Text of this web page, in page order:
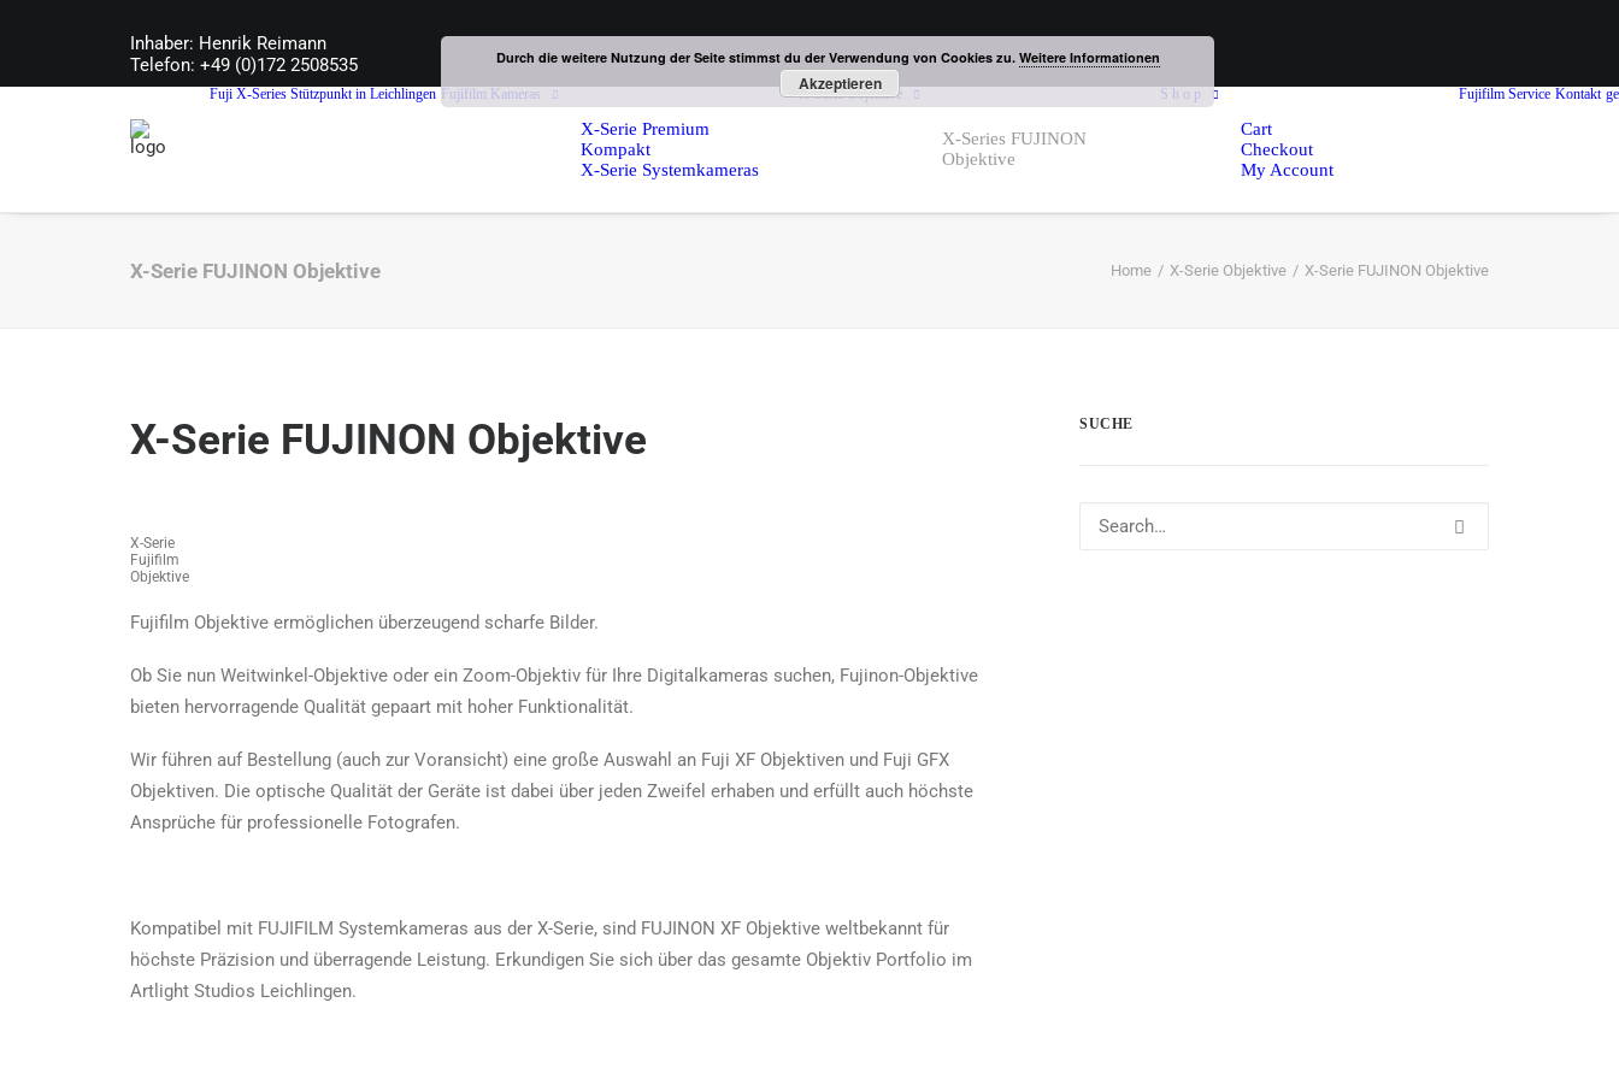
Inhaber: Henrik Reimann
Telefon: +49 (0)172 2508535
Fuji X-Series Stützpunkt in Leichlingen Fujifilm Kameras
X-Serie Premium
Kompakt
X-Serie Systemkameras
X-Serie Objektive
X-Series FUJINON
Objektive
S h o p
Cart
Checkout
My Account
Fujifilm Service Kontakt
X-Serie FUJINON Objektive Home X-Serie Objektive X-Serie FUJINON Objektive
X-Serie FUJINON Objektive
X-Serie
Fujifilm
Objektive
Fujifilm Objektive ermöglichen überzeugend scharfe Bilder.
Ob Sie nun Weitwinkel-Objektive oder ein Zoom-Objektiv für Ihre Digitalkameras suchen, Fujinon-Objektive
bieten hervorragende Qualität gepaart mit hoher Funktionalität.
Wir führen auf Bestellung (auch zur Voransicht) eine große Auswahl an Fuji XF Objektiven und Fuji GFX
Objektiven. Die optische Qualität der Geräte ist dabei über jeden Zweifel erhaben und erfüllt auch höchste
Ansprüche für professionelle Fotografen.
Kompatibel mit FUJIFILM Systemkameras aus der X-Serie, sind FUJINON XF Objektive weltbekannt für
höchste Präzision und überragende Leistung. Erkundigen Sie sich über das gesamte Objektiv Portfolio im
Artlight Studios Leichlingen.
SUCHE
Durch die weitere Nutzung der Seite stimmst du der Verwendung von Cookies zu. Weitere Informationen
Akzeptieren